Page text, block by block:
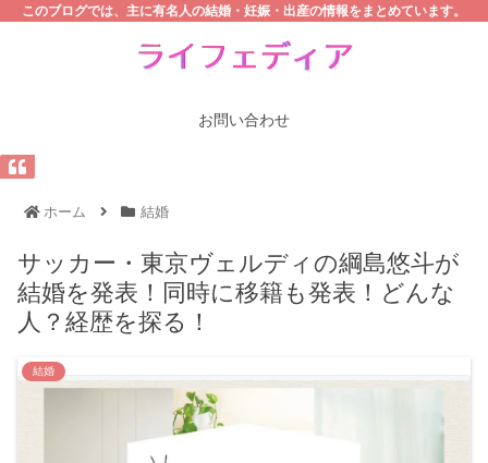
このブログでは、主に有名人の結婚・妊娠・出産の情報をまとめています。
お問い合わせ
ホーム 結婚
サッカー・東京ヴェルディの綱島悠斗が
結婚を発表！同時に移籍も発表！どんな
人？経歴を探る！
結婚